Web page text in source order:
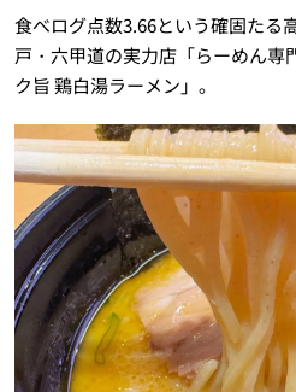
食べログ点数3.66という確固たる
戸・六甲道の実力店「らーめん専
ク旨 鶏白湯ラーメン」。